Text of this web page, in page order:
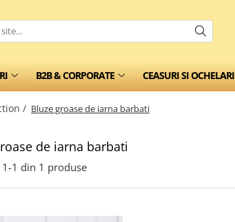
B2B & CORPORATE CEASURI SI OCHELARI
/ Bluze groase de iarna barbati
de iarna barbati
1-1 din 1 produse